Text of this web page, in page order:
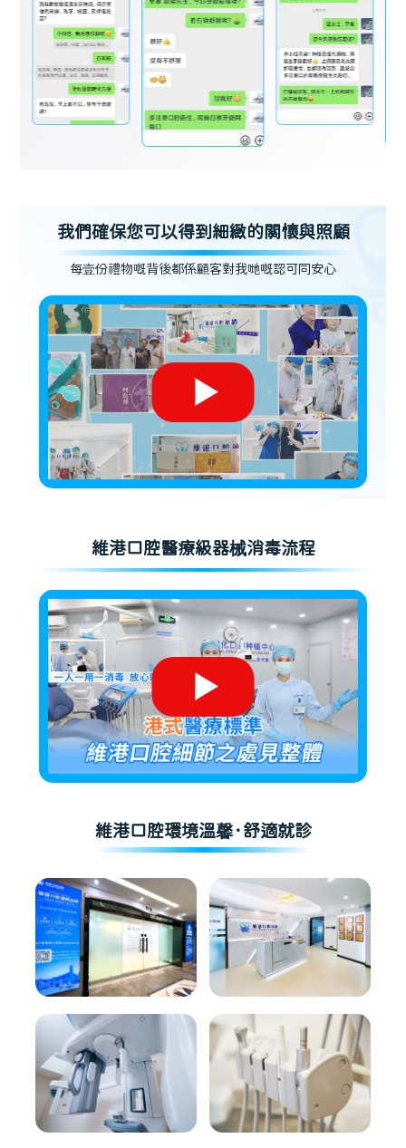
我們確保您可以得到細緻的關懷與照顧
每壹份禮物嘅背後都係顧客對我哋嘅認可同安心
維港口腔醫療級器械消毒流程
維港口腔環境溫馨·舒適就診